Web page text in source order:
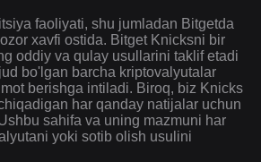
faoliyati, shu jumladan Bitgetda
xavfi ostida. Bitget Knicksni bir
oddiy va qulay usullarini taklif etadi
bo'lgan barcha kriptovalyutalar
berishga intiladi. Biroq, biz Knicks
har qanday natijalar uchun
sahifa va uning mazmuni har
yoki sotib olish usulini